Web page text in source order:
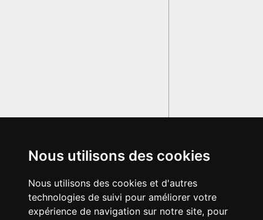
Nous utilisons des cookies
Nous utilisons des cookies et d'autres
technologies de suivi pour améliorer votre
expérience de navigation sur notre site, pour